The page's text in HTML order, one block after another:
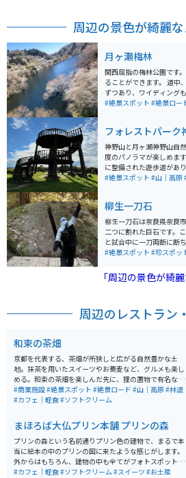
周辺の景色が綺麗
月ヶ瀬梅林
関西屈指の梅林公園です
ることができます。 道中
ずつあり、ワイディング
走っていて楽しい道です。 見頃シーズンになると、駐
0〜1000円程の価格幅が
められるかどうかは運次
#絶景スポット #絶景ロー
フォレストパーク
神野山と月ヶ瀬神野山自
度のパノラマが楽しめま
に整備された遊歩道があります。 また、春か
てはつつじが咲き誇り、
光施設もあります。 「め
放牧されており、羊への
使ったクラフトなどの体
ています。 バーベキューができる場所がいくつかあるの
で、絶景を楽しみながら
で体いっぱいに大自然を
どコースがあり、それぞ
#絶景スポット #山｜高原
柳生一刀石
柳生一刀石は奈良県奈良
二つに割れた巨石です。
と試合中に一刀両断に断
ます。柳生一刀石は、奈
います。 奈良県の歴史や文化を感じることができるスポ
ットの一つであり、柳生
となっています。駐車場
#絶景スポット #珍スポッ
「周辺の景色が綺
周辺のレストラン
和束の茶畑
京都を代表する、茶畑が所狭しと広がる自然豊かな土
地。抹茶を用いたスイーツやお蕎麦など、グルメも楽し
める。和束の茶畑を楽しんだ先に、狸の置物で有名な信
楽へもアクセスができ、奈良や伊賀などへも足を運べる
ため、ツーリングやドライブの道選びにも困らない。
#商業施設#絶景スポット #絶景ロード #山｜高原#林道
#カフェ｜軽食#ソフトクリーム
まほろば大仏プリン本舗 プリンの森
プリンの森という名前通りプリン色の建物で、まるで本
当に絵本の中のプリンの国に来たような感じがします。
外からはもちろん、建物の中も全てがフォトスポット
で、SNS映えは間違えなし。もちろん味も美味しく、プ
#カフェ｜軽食#ソフトクリーム#スイーツ #お土産